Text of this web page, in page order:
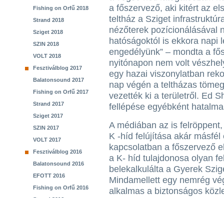
Fishing on Orfű 2018
Strand 2018
Sziget 2018
SZIN 2018
VOLT 2018
Fesztiválblog 2017
Balatonsound 2017
Fishing on Orfű 2017
Strand 2017
Sziget 2017
SZIN 2017
VOLT 2017
Fesztiválblog 2016
Balatonsound 2016
EFOTT 2016
Fishing on Orfű 2016
a főszervező, aki kitért az
teltház a Sziget
nézőterek pozícionálásával
hatóságoktól is ekkora napi
engedélyünk” – mondta a
nyitónapon nem volt
egy hazai viszonylatban
nap végén a teltházas
vezették ki a területről. Ed
fellépése egyébként
A médiában az is
K -híd felújítása akár
kapcsolatban a főszervező
a K- híd tulajdonosa olyan
belekalkulálta a Gyerek
Mindamellett egy nemrég
alkalmas a biztonságos